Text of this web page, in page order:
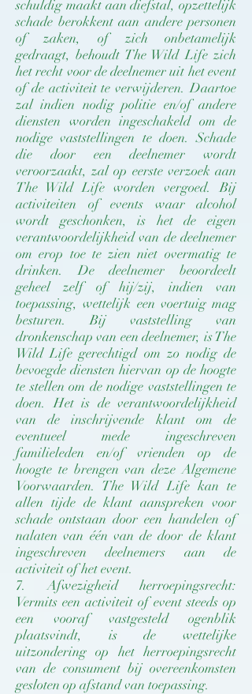
schuldig maakt aan diefstal, opzettelijk
schade berokkent aan andere personen
of zaken, of zich onbetamelijk
gedraagt, behoudt The Wild Life zich
het recht voor de deelnemer uit het event
of de activiteit te verwijderen. Daartoe
zal indien nodig politie en/of andere
diensten worden ingeschakeld om de
nodige vaststellingen te doen. Schade
die door een deelnemer wordt
veroorzaakt, zal op eerste verzoek aan
The Wild Life worden vergoed. Bij
activiteiten of events waar alcohol
wordt geschonken, is het de eigen
verantwoordelijkheid van de deelnemer
om erop toe te zien niet overmatig te
drinken. De deelnemer beoordeelt
geheel zelf of hij/zij, indien van
toepassing, wettelijk een voertuig mag
besturen. Bij vaststelling van
dronkenschap van een deelnemer, is The
Wild Life gerechtigd om zo nodig de
bevoegde diensten hiervan op de hoogte
te stellen om de nodige vaststellingen te
doen. Het is de verantwoordelijkheid
van de inschrijvende klant om de
eventueel mede ingeschreven
familieleden en/of vrienden op de
hoogte te brengen van deze Algemene
Voorwaarden. The Wild Life kan te
allen tijde de klant aanspreken voor
schade ontstaan door een handelen of
nalaten van één van de door de klant
ingeschreven deelnemers aan de
activiteit of het event.
7. Afwezigheid herroepingsrecht:
Vermits een activiteit of event steeds op
een vooraf vastgesteld ogenblik
plaatsvindt, is de wettelijke
uitzondering op het herroepingsrecht
van de consument bij overeenkomsten
gesloten op afstand van toepassing.